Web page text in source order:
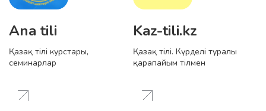
Ana tili
Қазақ тілі курстары,
семинарлар
Kaz-tili.kz
Қазақ тілі. Күрделі туралы
қарапайым тілмен